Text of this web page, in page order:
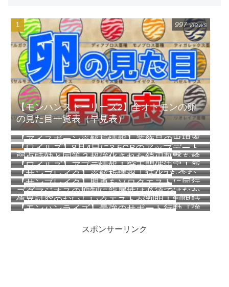
【モンハンストーリーズ2】全オトモンの卵
の見た目一覧表（早見表）
997 views
【アイスボーン※解析情報】装飾品の出現率
が完全に判明！一覧を掲載！
257 views
【ワイルズ】8月4日に3.5GBのアップデート
配信予定！オフラインでのイベクエ常設化な
ど
185 views
弱点特効と同等？超強化された鎖刃刺撃を検
証してみた【ワイルズ】
165 views
【ワイルズ】アプデ情報！狩王開催決定！新
クエスト追加！
153 views
【サンブレイク】※解析情報｜狂化2を含む
神護石は約0.000000545%？傀異錬金術【覇
気】【円環】の法則が判明しました
108 views
【サンブレイク】盟勇をソロクエストに同行
させてもモンスターの体力は増加しない模様
103 views
ゴグマジオスの抑制に龍属性は必須ではなか
ったらしい【ワイルズ】
87 views
傀異討究のおいしいクエストが判明！制限時
間が短いほどモンスターの体力が低く最大で
22パーセント減！その他お得な情報も
64 views
【モンハンライズ】最強のサポート行動『強
スポンサーリンク